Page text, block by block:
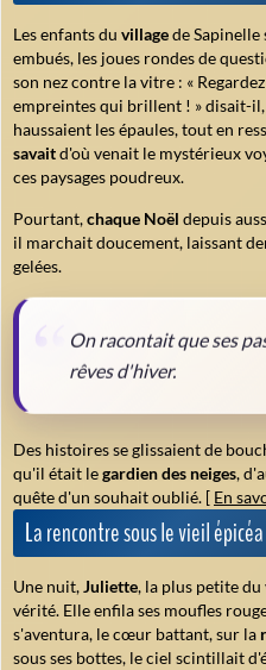
Les enfants du villagede
embués, les joues rondes de
son nez contre la vitre : «
empreintes qui brillent ! »disait-il,
haussaient les épaules, tout en
savaitd'où venait le mystérieux
ces paysages poudreux.
Pourtant,chaque Noël depuis
il marchait doucement, laissant
gelées.
On racontait que ses
rêves d'hiver.
Des histoires se glissaient de
qu'il était legardien des neiges,
quête d'un souhait oublié. [ En
La rencontre sous le vieil épicéa
Une nuit,Juliette, la plus petite
vérité. Elle enfila ses moufles
s'aventura, le cœur battant, sur la
sous ses bottes, le ciel scintillait